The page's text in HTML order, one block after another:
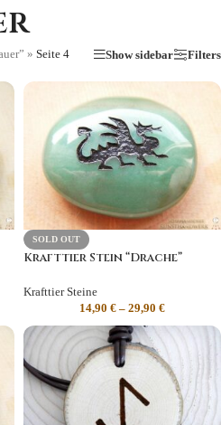
» Seite 4 Show sidebar Filters
SOLD OUT
Krafttier Stein “Drache”
Krafttier Steine
14,90 € – 29,90 €